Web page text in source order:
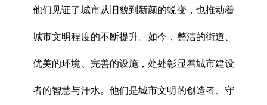
他们见证了城市从旧貌到新颜的蜕变，也推动着
城市文明程度的不断提升。如今，整洁的街道、
优美的环境、完善的设施，处处彰显着城市建设
者的智慧与汗水。他们是城市文明的创造者、守